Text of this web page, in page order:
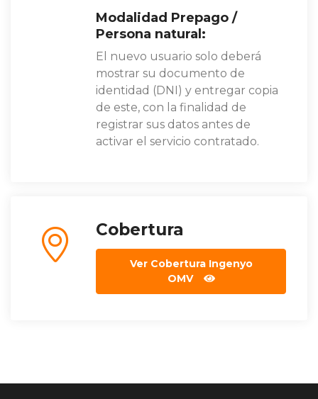
Modalidad Prepago /
Persona natural:
El nuevo usuario solo deberá
mostrar su documento de
identidad (DNI) y entregar copia
de este, con la finalidad de
registrar sus datos antes de
activar el servicio contratado.
Cobertura
Ver Cobertura Ingenyo
OMV